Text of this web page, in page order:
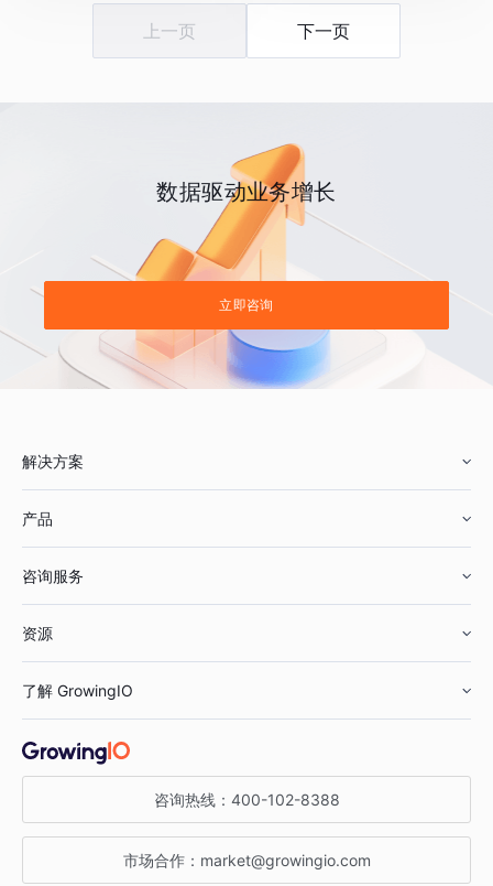
上一页 下一页
数据驱动业务增长
立即咨询
解决方案
鞋服行业
汽车行业
金融行业
产品
智能运营
获客分析
咨询服务
资源
增长公开课
增长博客
了解 GrowingIO
关于 GrowingIO
增长大会
咨询热线： 400-102-8388
市场合作： market@growingio.com